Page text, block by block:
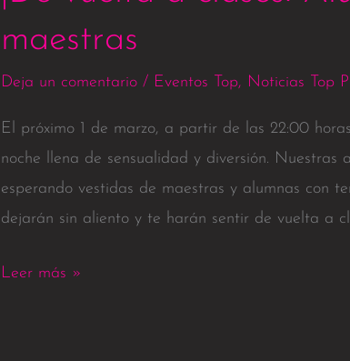
maestras
Deja un comentario / Eventos Top, Noticias Top
El próximo 1 de marzo, a partir de las 22:00
noche llena de sensualidad y diversión. Nuestras
esperando vestidas de maestras y alumnas con
dejarán sin aliento y te harán sentir de vuelta a
Leer más »